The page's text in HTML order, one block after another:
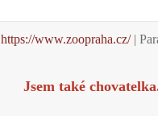
https://www.zoopraha.cz/|
Jsem také